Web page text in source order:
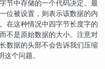
节中存储的一个代码决定。最
位被设置，则表示该数据的内
在这种情况中四字节长度字的
不是原始数据的大小。注意对
数据的头部不会告诉我们压缩
个问题。